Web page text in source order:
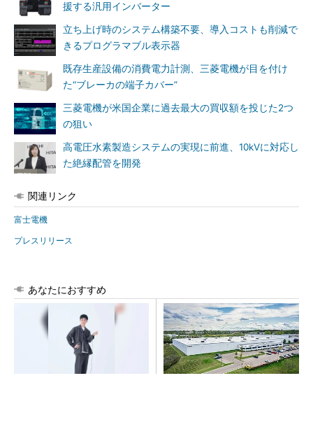
援する汎用インバーター
立ち上げ時のシステム構築不要、導入コストも削減で
きるプログラマブル表示器
既存生産設備の消費電力計測、三菱電機が目を付け
た“ブレーカの端子カバー”
三菱電機が米国企業に過去最大の買収額を投じた2つ
の狙い
高電圧水素製造システムの実現に前進、10kVに対応し
た絶縁配管を開発
関連リンク
富士電機
プレスリリース
あなたにおすすめ